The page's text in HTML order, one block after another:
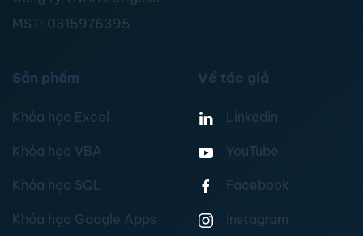
MST: 0315976395
Sản phẩm
Khóa học Excel
Khóa học VBA
Khóa học SQL
Khóa học Google Apps
Về tác giả
Linkedin
YouTube
Facebook
Instagram